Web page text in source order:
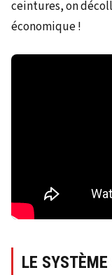
ceintures, on
économique !
LE